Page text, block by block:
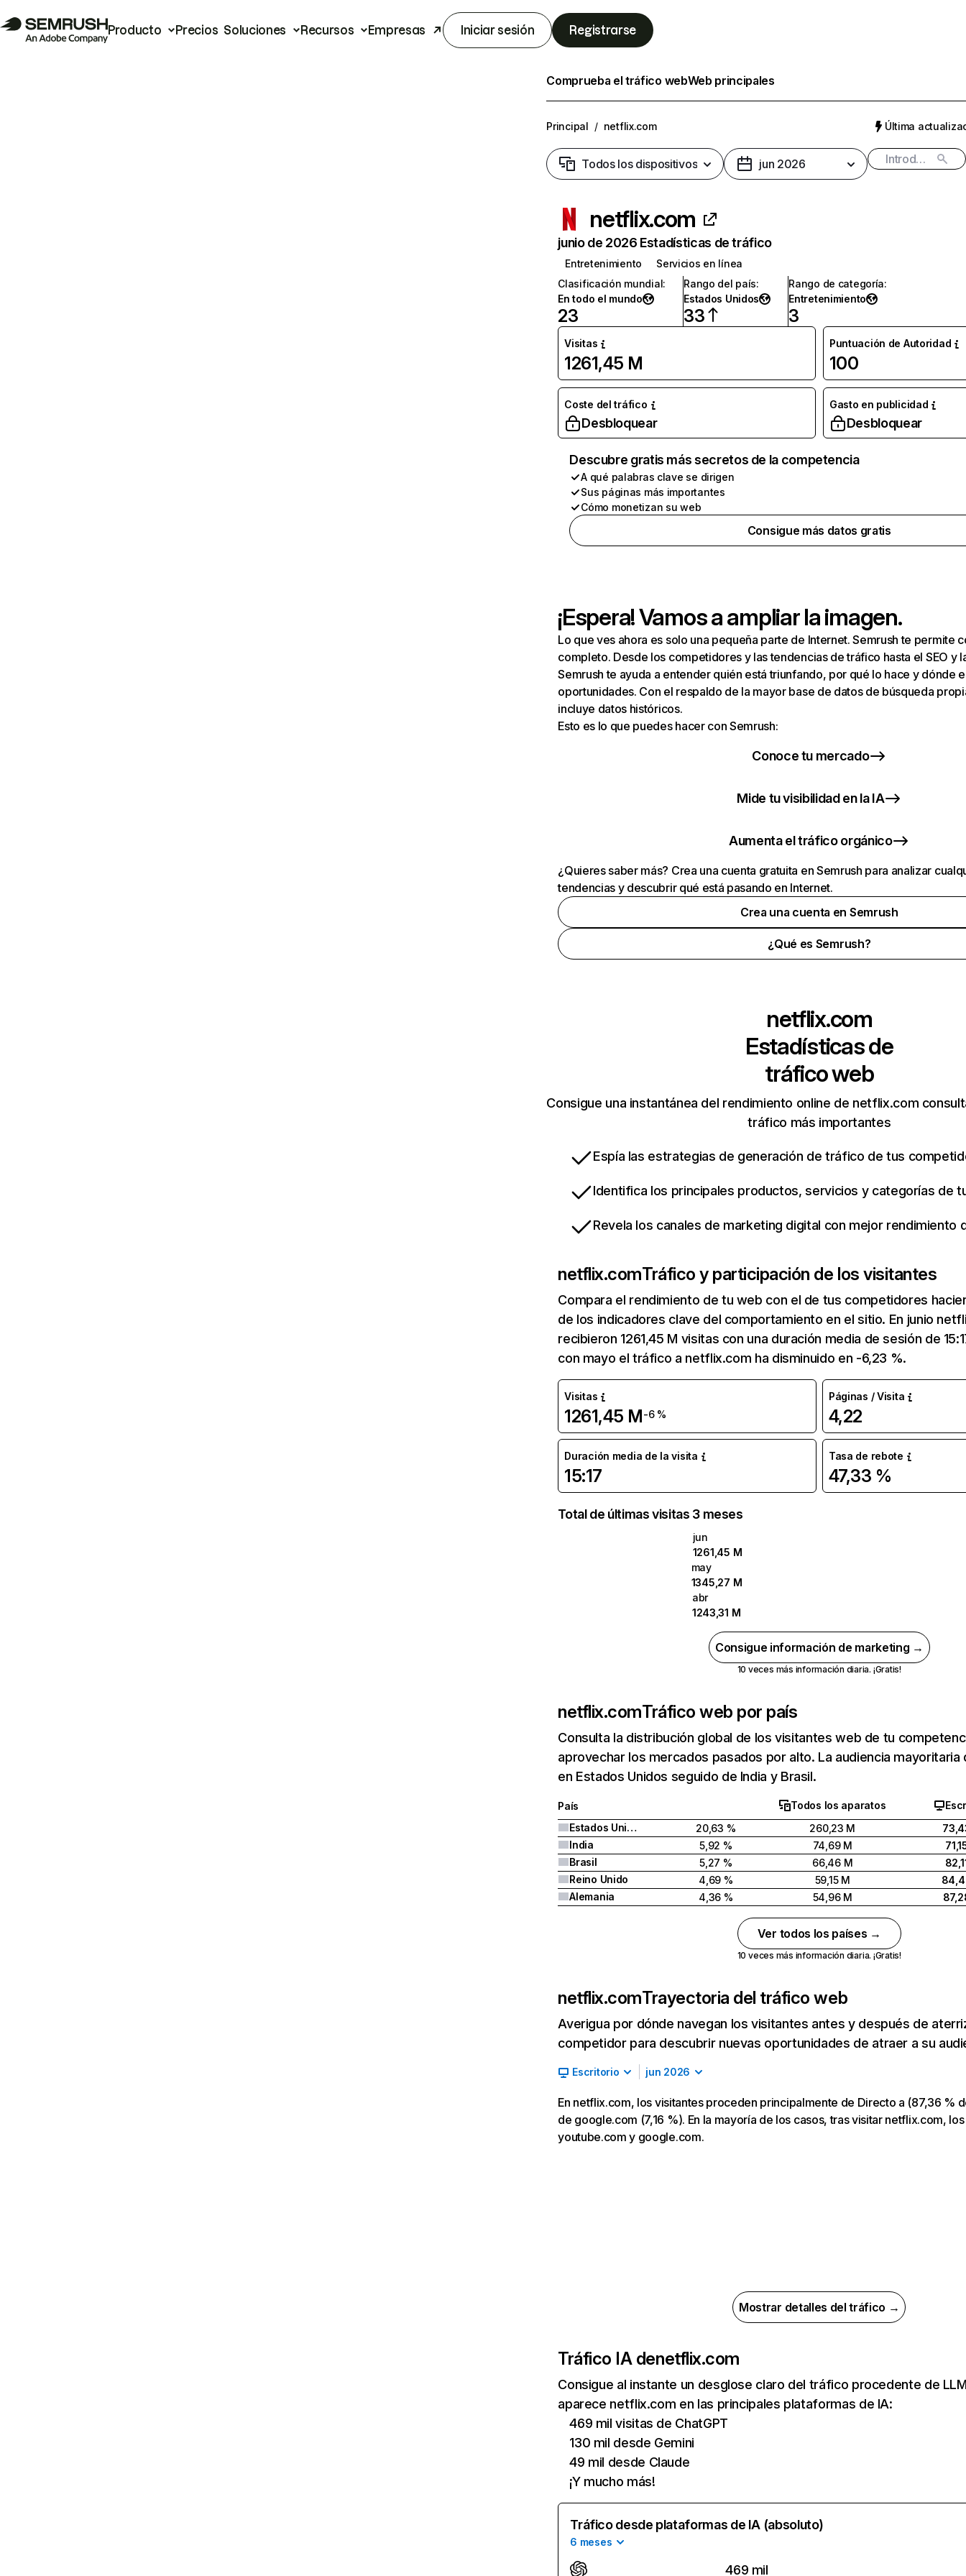
Producto Precios Soluciones Recursos Empresas Iniciar sesión Registrarse
Comprueba el tráfico webWeb principales
Principal / netflix.com Última
Todos los dispositivos jun 2026
netflix.com
junio de 2026 Estadísticas de tráfico
Entretenimiento
Servicios en línea
Clasificación mundial:
En todo el mundo
23
Rango del país:
Estados Unidos
33
Rango de categoría:
Entretenimiento
3
Visitas
1261,45 M
Puntuación de Autoridad
100
Coste del tráfico
Desbloquear
Gasto en publicidad
Desbloquear
Descubre gratis más secretos de la competencia
A qué palabras clave se dirigen
Sus páginas más importantes
Cómo monetizan su web
Consigue más datos gratis
¡Espera! Vamos a ampliar la imagen.
Lo que ves ahora es solo una pequeña parte de Internet. Semrush te permite
completo. Desde los competidores y las tendencias de tráfico hasta el SEO y
Semrush te ayuda a entender quién está triunfando, por qué lo hace y dónde
oportunidades. Con el respaldo de la mayor base de datos de búsqueda
incluye datos históricos.
Esto es lo que puedes hacer con Semrush:
Conoce tu mercado
Mide tu visibilidad en la IA
Aumenta el tráfico orgánico
¿Quieres saber más? Crea una cuenta gratuita en Semrush para analizar
tendencias y descubrir qué está pasando en Internet.
Crea una cuenta en Semrush
¿Qué es Semrush?
netflix.com
Estadísticas de
tráfico web
Consigue una instantánea del rendimiento online de netflix.com
tráfico más importantes
Espía las estrategias de generación de tráfico de tus
Identifica los principales productos, servicios y categorías de
Revela los canales de marketing digital con mejor rendimiento
netflix.comTráfico y participación de los visitantes
Compara el rendimiento de tu web con el de tus competidores
de los indicadores clave del comportamiento en el sitio. En junio
recibieron 1261,45 M visitas con una duración media de sesión de
con mayo el tráfico a netflix.com ha disminuido en -6,23 %.
Visitas
1261,45 M-6 %
Páginas / Visita
4,22
Duración media de la visita
15:17
Tasa de rebote
47,33 %
Total de últimas visitas 3 meses
jun
1261,45 M
may
1345,27 M
abr
1243,31 M
Consigue información de marketing →
10 veces más información diaria. ¡Gratis!
netflix.comTráfico web por país
Consulta la distribución global de los visitantes web de tu
aprovechar los mercados pasados por alto. La audiencia
en Estados Unidos seguido de India y Brasil.
País Todos los aparatos
Estados Unidos
20,63 % 260,23 M
India
5,92 % 74,69 M
Brasil
5,27 % 66,46 M
Reino Unido
4,69 % 59,15 M
Alemania
4,36 % 54,96 M
Ver todos los países →
10 veces más información diaria. ¡Gratis!
netflix.comTrayectoria del tráfico web
Averigua por dónde navegan los visitantes antes y después de
competidor para descubrir nuevas oportunidades de atraer a su
Escritorio jun 2026
En netflix.com, los visitantes proceden principalmente de Directo a (87,36 %
de google.com (7,16 %). En la mayoría de los casos, tras visitar netflix.com,
youtube.com y google.com.
Mostrar detalles del tráfico →
Tráfico IA denetflix.com
Consigue al instante un desglose claro del tráfico procedente de
aparece netflix.com en las principales plataformas de IA:
469 mil visitas de ChatGPT
130 mil desde Gemini
49 mil desde Claude
¡Y mucho más!
Tráfico desde plataformas de IA (absoluto)
6 meses
469 mil